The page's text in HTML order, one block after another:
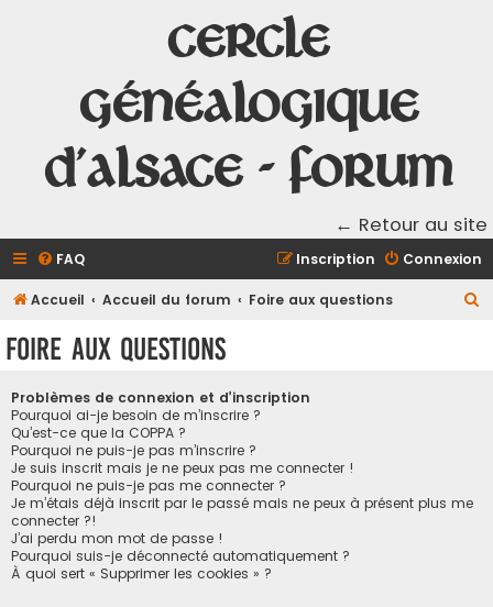
Cercle
Généalogique
d'Alsace - Forum
← Retour au site
FAQ Connexion
Inscription
Accueil Accueil du forum Foire aux questions
Foire aux questions
Problèmes de connexion et d’inscription
Pourquoi ai-je besoin de m’inscrire ?
Qu’est-ce que la COPPA ?
Pourquoi ne puis-je pas m’inscrire ?
Je suis inscrit mais je ne peux pas me connecter !
Pourquoi ne puis-je pas me connecter ?
Je m’étais déjà inscrit par le passé mais ne peux à présent plus me
connecter ?!
J’ai perdu mon mot de passe !
Pourquoi suis-je déconnecté automatiquement ?
À quoi sert « Supprimer les cookies » ?